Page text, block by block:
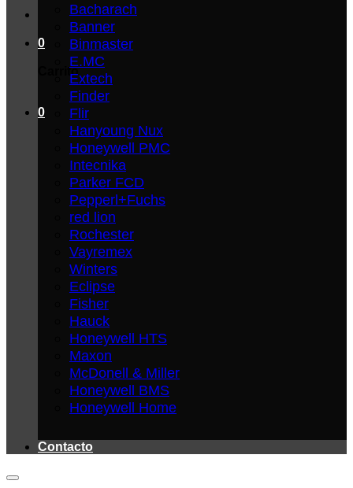
0
Carrito
0
Bacharach
Banner
Binmaster
E.MC
Extech
Finder
Flir
Hanyoung Nux
Honeywell PMC
Intecnika
Parker FCD
Pepperl+Fuchs
red lion
Rochester
Vayremex
Winters
Eclipse
Fisher
Hauck
Honeywell HTS
Maxon
McDonell & Miller
Honeywell BMS
Honeywell Home
Contacto